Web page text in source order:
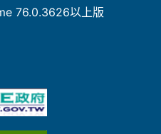
76.0.3626以上版